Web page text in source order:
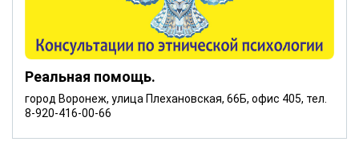
Реальная помощь.
город Воронеж, улица Плехановская, 66Б, офис 405, тел.
8-920-416-00-66